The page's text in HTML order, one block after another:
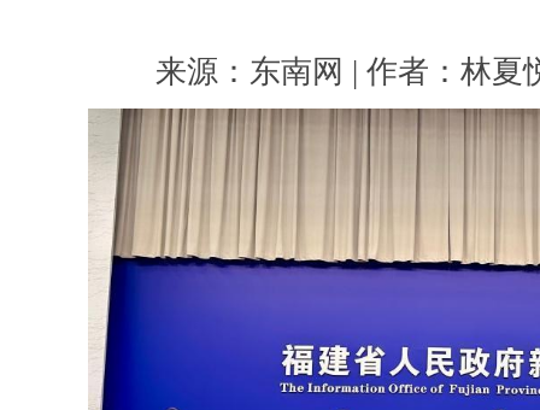
来源：东南网 | 作者：林夏